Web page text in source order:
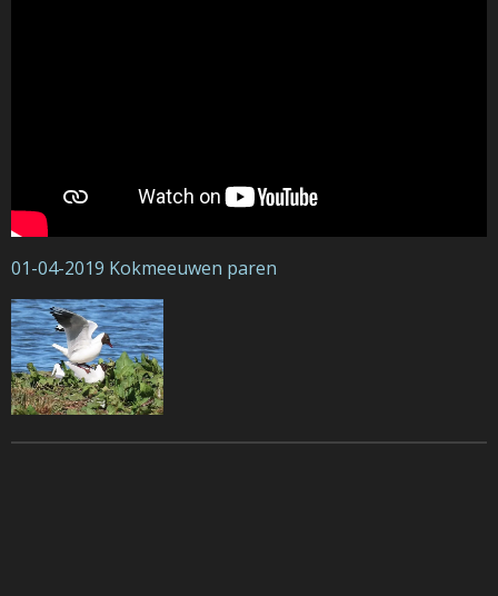
01-04-2019 Kokmeeuwen paren